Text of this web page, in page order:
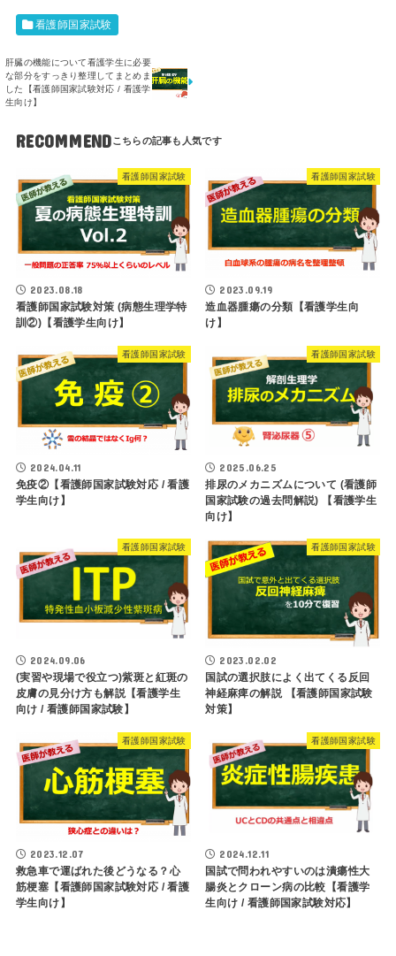
看護師国家試験
肝臓の機能について看護学生に必要
な部分をすっきり整理してまとめま
した【看護師国家試験対応 / 看護学
生向け】
RECOMMEND
看護師国家試験
2023.08.18
看護師国家試験対策 (病態生理学特
訓②)【看護学生向け】
看護師国家試験
2023.09.19
造血器腫瘍の分類【看護学生向
け】
看護師国家試験
2024.04.11
免疫②【看護師国家試験対応 / 看護
学生向け】
看護師国家試験
2025.06.25
排尿のメカニズムについて (看護師
国家試験の過去問解説) 【看護学生
向け】
看護師国家試験
2024.09.06
(実習や現場で役立つ)紫斑と紅斑の
皮膚の見分け方も解説【看護学生
向け / 看護師国家試験】
看護師国家試験
2023.02.02
国試の選択肢によく出てくる反回
神経麻痺の解説 【看護師国家試験
対策】
看護師国家試験
2023.12.07
救急車で運ばれた後どうなる？心
筋梗塞【看護師国家試験対応 / 看護
学生向け】
看護師国家試験
2024.12.11
国試で問われやすいのは潰瘍性大
腸炎とクローン病の比較【看護学
生向け / 看護師国家試験対応】